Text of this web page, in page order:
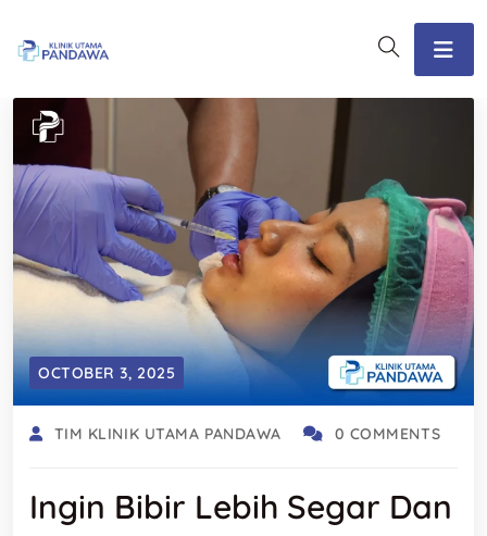
OCTOBER 3, 2025
TIM KLINIK UTAMA PANDAWA 0 COMMENTS
Ingin Bibir Lebih Segar Dan